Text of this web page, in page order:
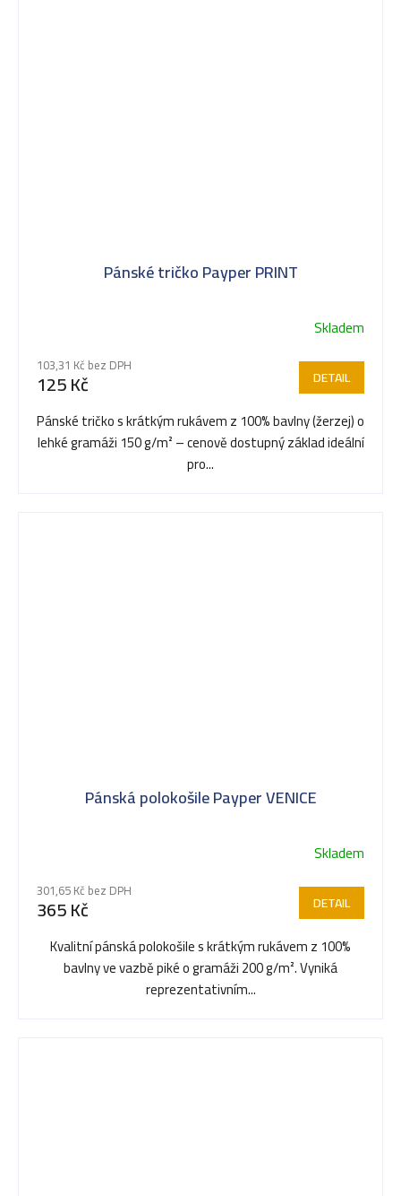
Pánské tričko Payper PRINT
Skladem
103,31 Kč bez DPH
125 Kč DETAIL
Pánské tričko s krátkým rukávem z 100% bavlny (žerzej) o
lehké gramáži 150 g/m² – cenově dostupný základ ideální
pro...
Pánská polokošile Payper VENICE
produktu
je
3,5
Skladem
301,65 Kč bez DPH
365 Kč DETAIL
Kvalitní pánská polokošile s krátkým rukávem z 100%
bavlny ve vazbě piké o gramáži 200 g/m². Vyniká
reprezentativním...